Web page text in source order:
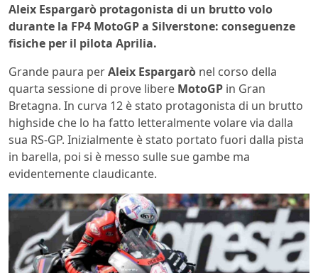
Aleix Espargarò protagonista di un brutto volo
durante la FP4 MotoGP a Silverstone: conseguenze
fisiche per il pilota Aprilia.
Grande paura perAleix Espargarò nel corso della
quarta sessione di prove libere MotoGP in Gran
Bretagna. In curva 12 è stato protagonista di un brutto
highside che lo ha fatto letteralmente volare via dalla
sua RS-GP. Inizialmente è stato portato fuori dalla pista
in barella, poi si è messo sulle sue gambe ma
evidentemente claudicante.